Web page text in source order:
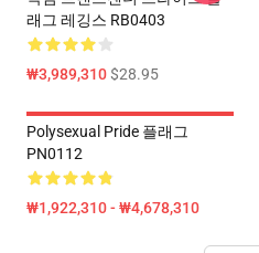
래그 레깅스 RB0403
₩3,989,310$28.95
Polysexual Pride 플래그
PN0112
₩1,922,310 - ₩4,678,310